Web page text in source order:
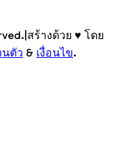
สร้างด้วย ♥ โดย
นตัว & เงื่อนไข.